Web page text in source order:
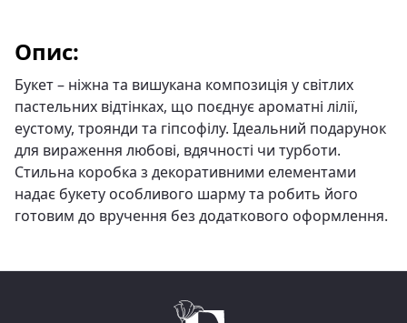
Опис:
Букет – ніжна та вишукана композиція у світлих
пастельних відтінках, що поєднує ароматні лілії,
еустому, троянди та гіпсофілу. Ідеальний подарунок
для вираження любові, вдячності чи турботи.
Стильна коробка з декоративними елементами
надає букету особливого шарму та робить його
готовим до вручення без додаткового оформлення.